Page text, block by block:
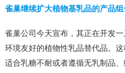
雀巢继续扩大植物基乳品的产品组
雀巢公司今天宣布，其正在开发一
环境友好的植物性乳品替代品。
适合乳糖不耐或者遵循无乳制品、